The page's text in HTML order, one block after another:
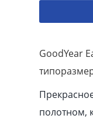
GoodYear
полотном,